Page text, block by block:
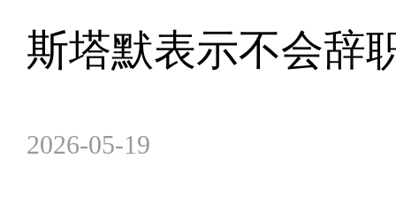
斯塔默表示不会辞
2026-05-19